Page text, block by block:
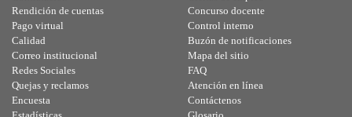
Rendición de cuentas
Pago virtual
Calidad
Concurso docente
Control interno
Buzón de notificaciones
Correo institucional
Redes Sociales
Quejas y reclamos
Encuesta
Mapa del sitio
FAQ
Atención en línea
Contáctenos